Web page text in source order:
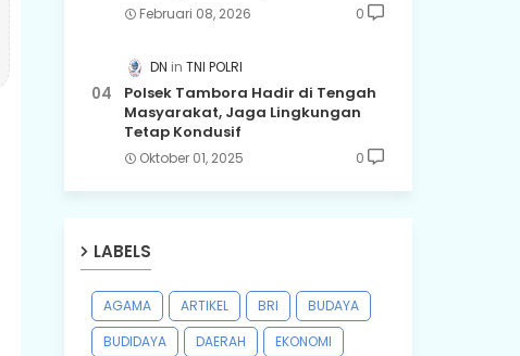
Februari 08, 2026 0
DN TNI POLRI
Polsek Tambora Hadir di Tengah
Masyarakat, Jaga Lingkungan
Tetap Kondusif
Oktober 01, 2025 0
LABELS
AGAMA ARTIKEL BRI
BUDAYA
BUDIDAYA
DAERAH
EKONOMI